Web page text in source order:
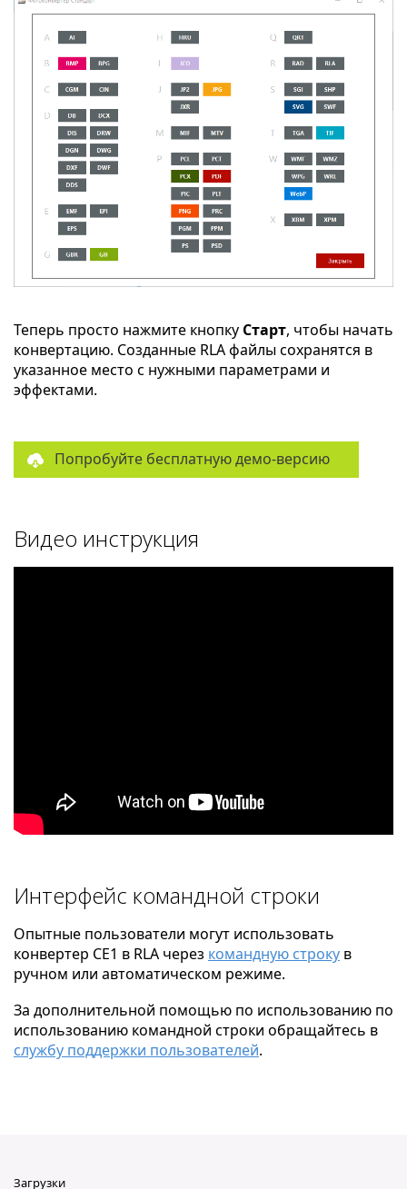
Теперь просто нажмите кнопку Старт, чтобы начать
конвертацию. Созданные RLA файлы сохранятся в
указанное место с нужными параметрами и
эффектами.
Попробуйте бесплатную демо-версию
Видео инструкция
Интерфейс командной строки
Опытные пользователи могут использовать
конвертер CE1 в RLA через командную строку в
ручном или автоматическом режиме.
За дополнительной помощью по использованию по
использованию командной строки обращайтесь в
службу поддержки пользователей.
Загрузки